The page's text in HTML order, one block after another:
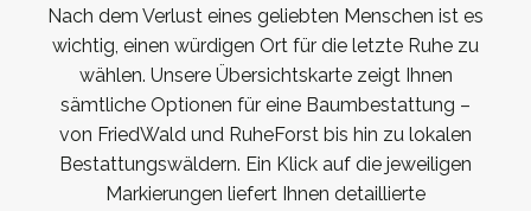
Nach dem Verlust eines geliebten Menschen ist es
wichtig, einen würdigen Ort für die letzte Ruhe zu
wählen. Unsere Übersichtskarte zeigt Ihnen
sämtliche Optionen für eine Baumbestattung –
von FriedWald und RuheForst bis hin zu lokalen
Bestattungswäldern. Ein Klick auf die jeweiligen
Markierungen liefert Ihnen detaillierte